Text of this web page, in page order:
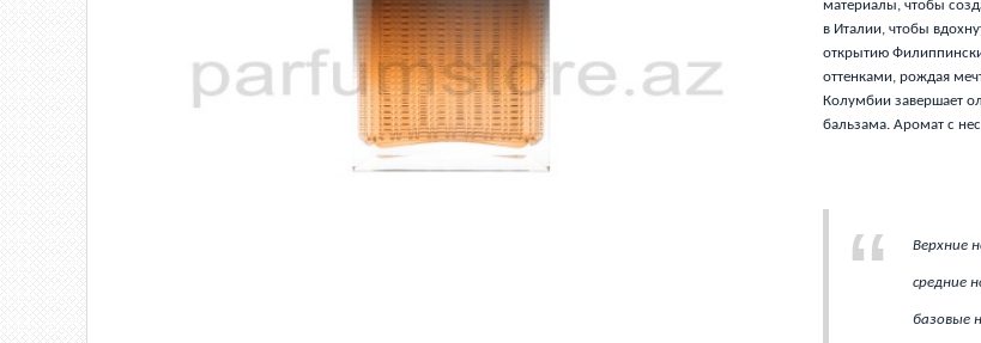
материалы, чтобы
в Италии, чтобы
открытию
оттенками, рождая
Колумбии завершает
бальзама. Аромат с
Верхние
средние
базовые